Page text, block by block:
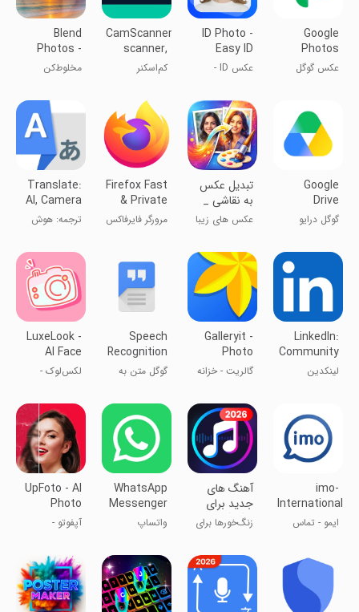
Google
Photos
عکس گوگل
ID Photo -
Easy ID
Maker عکس ID -
CamScanner-
scanner,
PDF maker
کم‌اسکنر
Blend
Photos -
Photo
Blender
مخلوط‌کن
Google
Drive
گوگل درایو
‏تبدیل عکس
به نقاشی _
عکس نوشته
عکس های زیبا
Firefox Fast
& Private
Browser
مرورگر فایرفاکس
Translate:
AI, Camera
& Voice
ترجمه: هوش
دوربین و صدا
LinkedIn:
Community
& Network
لینکد‌ین
Galleryit -
Photo
Vault,
Album
گالریت - خزانه
Speech
Recognition
&
Synthesis
گوگل متن به
LuxeLook -
AI Face
Editor
لکس‌لوک -
هوش مصنوعی
imo-
International
Calls &
Chat
ایمو - تماس
آهنگ های
جدید برای
زنگ گوشی
زنگ‌خورها برای
WhatsApp
Messenger
واتساپ
UpFoto - AI
Photo
Enhancer
آپفوتو -
عکس AI